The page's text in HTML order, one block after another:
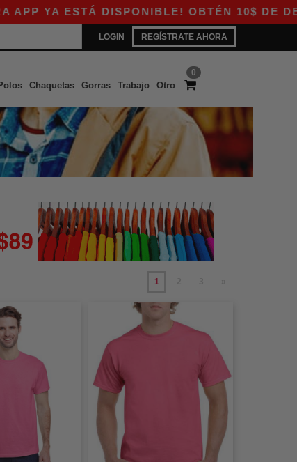
DISPONIBLE! OBTÉN 10$ DE
LOGIN REGÍSTRATE AHORA
0
Polos Chaquetas Gorras Trabajo Otro
1